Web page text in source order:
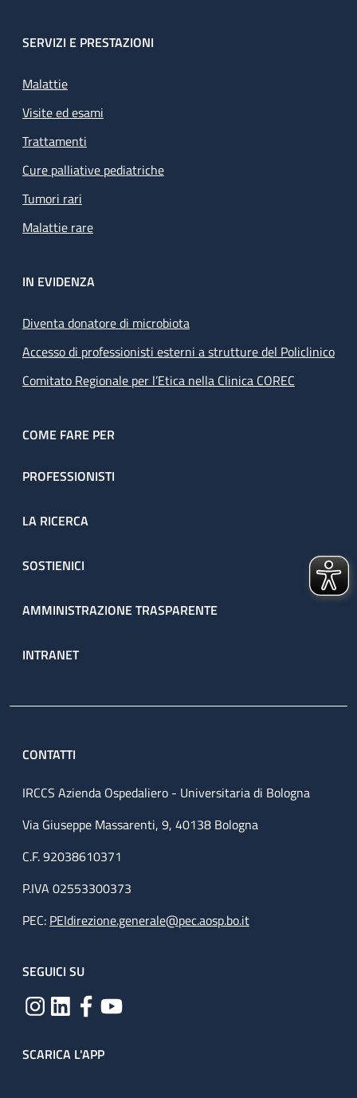
SERVIZI E PRESTAZIONI
Malattie
Visite ed esami
Trattamenti
Cure palliative pediatriche
Tumori rari
Malattie rare
IN EVIDENZA
Diventa donatore di microbiota
Accesso di professionisti esterni a strutture del Policlinico
Comitato Regionale per l’Etica nella Clinica COREC
COME FARE PER
PROFESSIONISTI
LA RICERCA
SOSTIENICI
AMMINISTRAZIONE TRASPARENTE
INTRANET
CONTATTI
IRCCS Azienda Ospedaliero - Universitaria di Bologna
Via Giuseppe Massarenti, 9, 40138 Bologna
C.F. 92038610371
P.IVA 02553300373
PEC: PEIdirezione.generale@pec.aosp.bo.it
SEGUICI SU
SCARICA L'APP